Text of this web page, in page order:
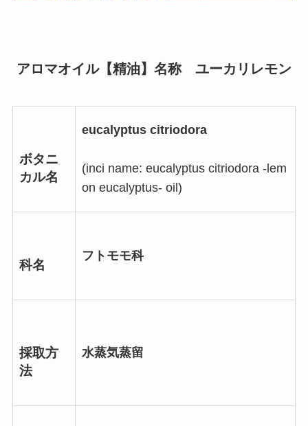
アロマオイル【精油】名称 ユーカリレモン
ボタニ
カル名
eucalyptus citriodora
(inci name: eucalyptus citriodora -lem
on eucalyptus- oil)
科名
フトモモ科
採取方
法
水蒸気蒸留